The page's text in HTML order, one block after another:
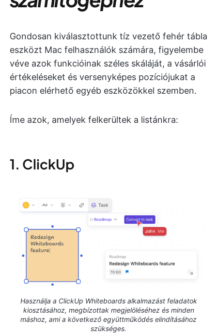
Gondosan kiválasztottunk tíz vezető fehér tábla
eszközt Mac felhasználók számára, figyelembe
véve azok funkcióinak széles skáláját, a vásárlói
értékeléseket és versenyképes pozíciójukat a
piacon elérhető egyéb eszközökkel szemben.
Íme azok, amelyek felkerültek a listánkra:
1. ClickUp
Használja a ClickUp Whiteboards alkalmazást feladatok
kiosztásához, megbízottak megjelöléséhez és minden
máshoz, ami a következő együttműködés elindításához
szükséges.